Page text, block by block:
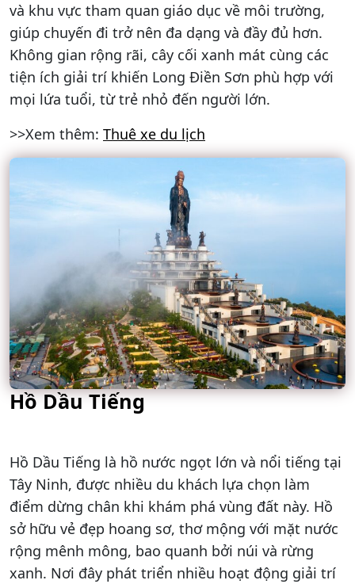
và khu vực tham quan giáo dục về môi trường,
giúp chuyến đi trở nên đa dạng và đầy đủ hơn.
Không gian rộng rãi, cây cối xanh mát cùng các
tiện ích giải trí khiến Long Điền Sơn phù hợp với
mọi lứa tuổi, từ trẻ nhỏ đến người lớn.
>>Xem thêm: Thuê xe du lịch
Hồ Dầu Tiếng
Hồ Dầu Tiếng là hồ nước ngọt lớn và nổi tiếng tại
Tây Ninh, được nhiều du khách lựa chọn làm
điểm dừng chân khi khám phá vùng đất này. Hồ
sở hữu vẻ đẹp hoang sơ, thơ mộng với mặt nước
rộng mênh mông, bao quanh bởi núi và rừng
xanh. Nơi đây phát triển nhiều hoạt động giải trí